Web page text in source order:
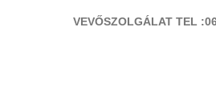
VEVŐSZOLGÁLAT TEL